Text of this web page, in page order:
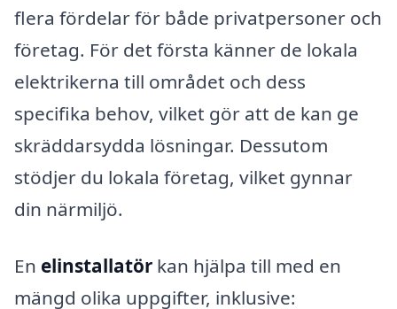
flera fördelar för både privatpersoner och
företag. För det första känner de lokala
elektrikerna till området och dess
specifika behov, vilket gör att de kan ge
skräddarsydda lösningar. Dessutom
stödjer du lokala företag, vilket gynnar
din närmiljö.
En elinstallatör kan hjälpa till med en
mängd olika uppgifter, inklusive: